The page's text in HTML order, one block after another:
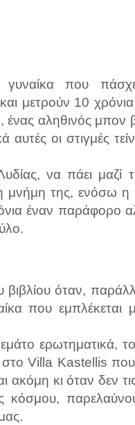
γυναίκα που
μετρούν 10 χρόνια
αληθινός μπον
οι στιγμές
να πάει μαζί
μνήμη της, ενόσω η
έναν παράφορο
όταν,
που εμπλέκεται
ερωτηματικά, το
Villa Kastellis που
ακόμη κι όταν δεν
κόσμου,